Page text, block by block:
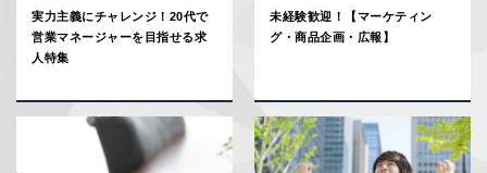
実力主義にチャレンジ！20代で
営業マネージャーを目指せる求
人特集
未経験歓迎！【マーケティン
グ・商品企画・広報】